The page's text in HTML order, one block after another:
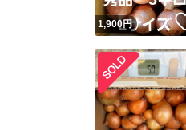
1,900円